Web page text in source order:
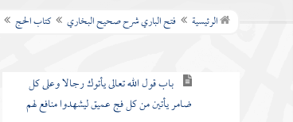
الرئيسية فتح الباري شرح صحيح البخاري كتاب الحج
كتاب الحج
باب قول الله تعالى يأتوك رجالا وعلى كل
ضامر يأتين من كل فج عميق ليشهدوا منافع لهم